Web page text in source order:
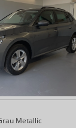
Metallic